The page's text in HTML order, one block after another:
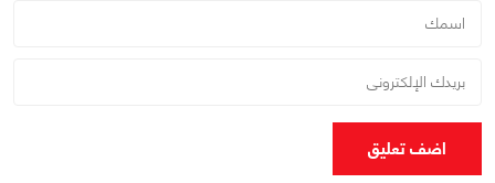
اضف تعليق